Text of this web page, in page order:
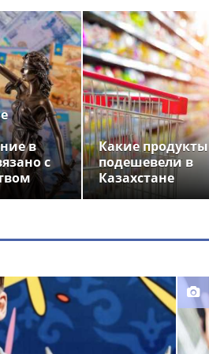
в
с
Какие продукты
подешевели в
Казахстане